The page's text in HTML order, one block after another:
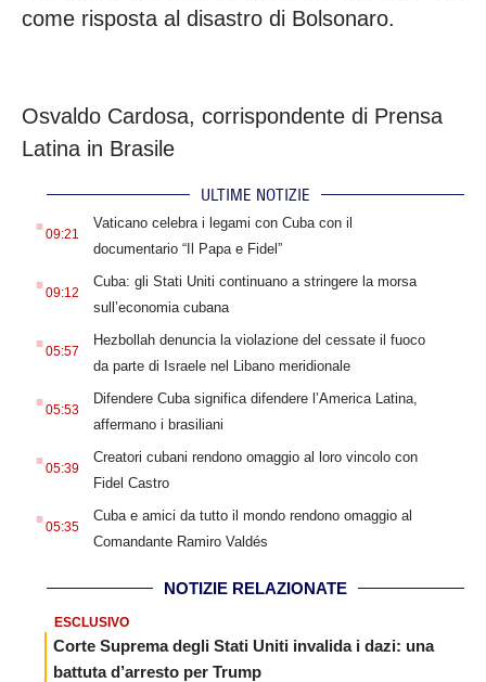
come risposta al disastro di Bolsonaro.
Osvaldo Cardosa, corrispondente di Prensa
Latina in Brasile
ULTIME NOTIZIE
. 09:21
Vaticano celebra i legami con Cuba con il
documentario “Il Papa e Fidel”
. 09:12
Cuba: gli Stati Uniti continuano a stringere la morsa
sull’economia cubana
. 05:57
Hezbollah denuncia la violazione del cessate il fuoco
da parte di Israele nel Libano meridionale
. 05:53
Difendere Cuba significa difendere l’America Latina,
affermano i brasiliani
. 05:39
Creatori cubani rendono omaggio al loro vincolo con
Fidel Castro
. 05:35
Cuba e amici da tutto il mondo rendono omaggio al
Comandante Ramiro Valdés
NOTIZIE RELAZIONATE
ESCLUSIVO
Corte Suprema degli Stati Uniti invalida i dazi: una
battuta d’arresto per Trump